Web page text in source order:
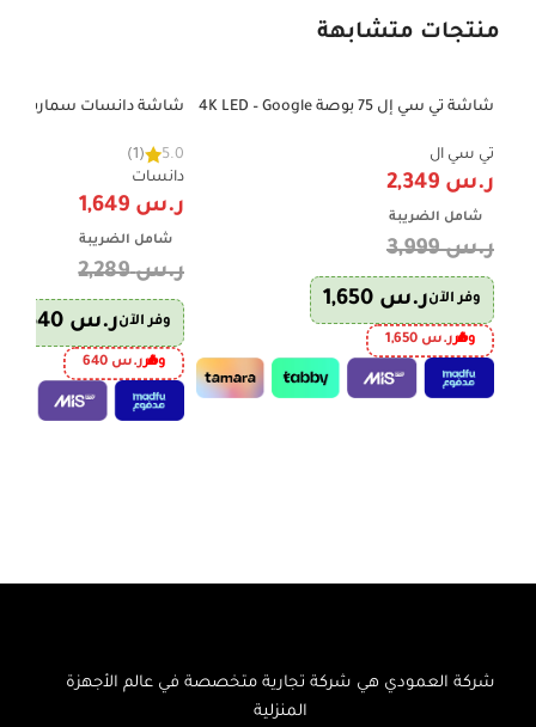
منتجات متشابهة
-41%
شاشة تي سي إل 75 بوصة 4K LED – Google
تي سي ال
ر.س
شامل الضريبة
ر.س3,999
وفر الآنر.س
وفرر.س 1,650
-28%
جداري – موديل DTD70BU/A15
5.0
(1)
دانسات
ر.س
شامل الضريبة
ر.س2,289
وفر الآنر.س
وفرر.س 640
شركة العمودي هي شركة تجارية متخصصة في عالم الأجهزة
المنزلية